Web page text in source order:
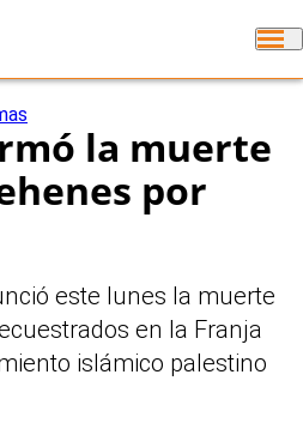
la muerte
por
este lunes la muerte
en la Franja
islámico palestino